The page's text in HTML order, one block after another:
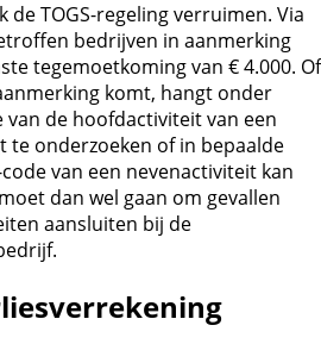
de TOGS-regeling verruimen. Via
bedrijven in aanmerking
tegemoetkoming van € 4.000. Of
komt, hangt onder
van de hoofdactiviteit van een
te onderzoeken of in bepaalde
van een nevenactiviteit kan
dan wel gaan om gevallen
aansluiten bij de